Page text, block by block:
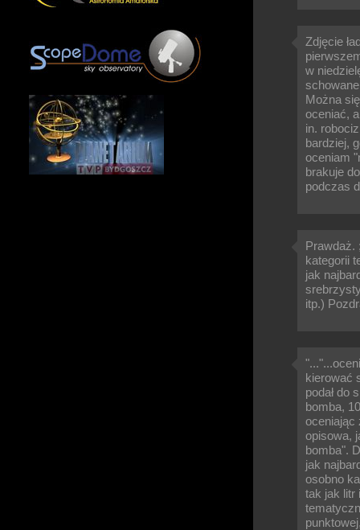
Zdjęcie
w
Można
oceniać,
in.
bardziej,
oceniam
brakuje
podczas
Prawdaż.
kategorii
jak
itp.)
kierować
podał do
bomba,
oceniając
opisowa,
bomba".
jak
osobno
tak jak litr